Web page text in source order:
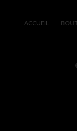
ACCUEIL